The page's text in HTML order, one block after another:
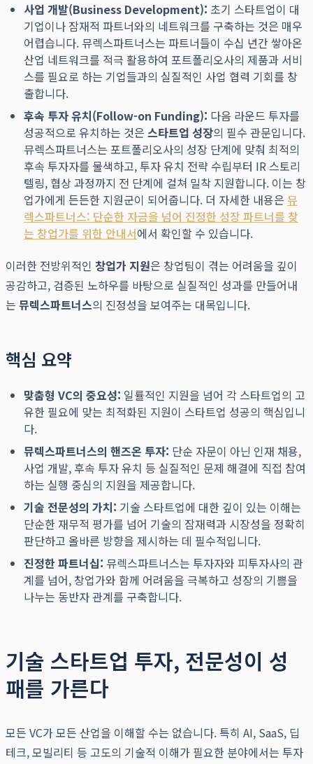
사업 개발(Business Development): 초기 스타트업이 대
기업이나 잠재적 파트너와의 네트워크를 구축하는 것은 매우
어렵습니다. 뮤렉스파트너스는 파트너들이 수십 년간 쌓아온
산업 네트워크를 적극 활용하여 포트폴리오사의 제품과 서비
스를 필요로 하는 기업들과의 실질적인 사업 협력 기회를 창
출합니다.
후속 투자 유치(Follow-on Funding): 다음 라운드 투자를
성공적으로 유치하는 것은 스타트업 성장의 필수 관문입니다.
뮤렉스파트너스는 포트폴리오사의 성장 단계에 맞춰 최적의
후속 투자자를 물색하고, 투자 유치 전략 수립부터 IR 스토리
텔링, 협상 과정까지 전 단계에 걸쳐 밀착 지원합니다. 이는 창
업가에게 든든한 지원군이 되어줍니다. 더 자세한 내용은 뮤
렉스파트너스: 단순한 자금을 넘어 진정한 성장 파트너를 찾
는 창업가를 위한 안내서에서 확인할 수 있습니다.
이러한 전방위적인 창업가 지원은 창업팀이 겪는 어려움을 깊이
공감하고, 검증된 노하우를 바탕으로 실질적인 성과를 만들어내
는 뮤렉스파트너스의 진정성을 보여주는 대목입니다.
핵심 요약
맞춤형 VC의 중요성: 일률적인 지원을 넘어 각 스타트업의 고
유한 필요에 맞는 최적화된 지원이 스타트업 성공의 핵심입니
다.
뮤렉스파트너스의 핸즈온 투자: 단순 자문이 아닌 인재 채용,
사업 개발, 후속 투자 유치 등 실질적인 문제 해결에 직접 참여
하는 실행 중심의 지원을 제공합니다.
기술 전문성의 가치: 기술 스타트업에 대한 깊이 있는 이해는
단순한 재무적 평가를 넘어 기술의 잠재력과 시장성을 정확히
판단하고 올바른 방향을 제시하는 데 필수적입니다.
진정한 파트너십: 뮤렉스파트너스는 투자자와 피투자사의 관
계를 넘어, 창업가와 함께 어려움을 극복하고 성장의 기쁨을
나누는 동반자 관계를 구축합니다.
기술 스타트업 투자, 전문성이 성
패를 가른다
모든 VC가 모든 산업을 이해할 수는 없습니다. 특히 AI, SaaS, 딥
테크, 모빌리티 등 고도의 기술적 이해가 필요한 분야에서는 투자